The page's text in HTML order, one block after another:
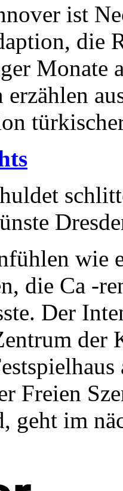
ist
die
Monate
erzählen
wie
die Ca -
Der
der
Freien
geht im